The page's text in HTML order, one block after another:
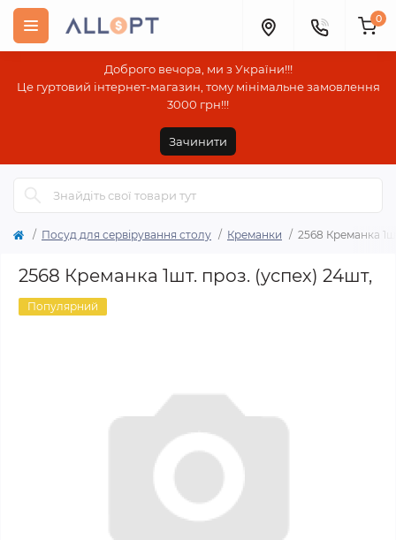
Доброго вечора, ми з України!!!
Це гуртовий інтернет-магазин, тому мінімальне замовлення
3000 грн!!!
Зачинити
0
Посуд для сервірування столу Креманки 2568 Креманка
2568 Креманка 1шт. проз. (успех) 24шт,
Популярний